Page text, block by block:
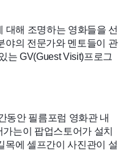
대해 조명하는 영화들을 선
야의 전문가와 멘토들이 관
는 GV(Guest Visit)프로그
동안 필름포럼 영화관 내
는이 팝업스토어가 설치
목에 셀프간이 사진관이 설